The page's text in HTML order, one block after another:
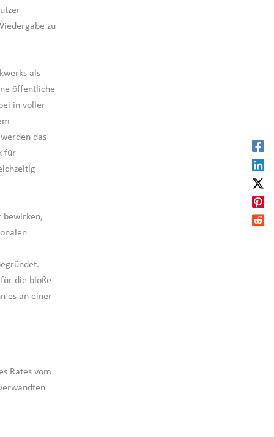
zu
als
öffentliche
in voller
das
für
bewirken,
die bloße
es an einer
Rates vom